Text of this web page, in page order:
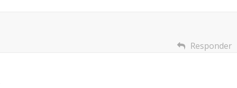
Responder